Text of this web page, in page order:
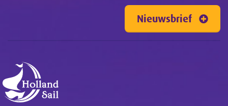
Nieuwsbrief